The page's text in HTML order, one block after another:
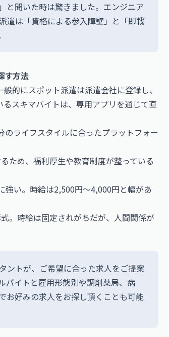
と聞いた時は驚きました。エンジニア
遣は「資格による参入障壁」と「即戦
す方法
的にスポット派遣は派遣会社に登録し、
スキマバイトは、専用アプリを通じて直
ライフスタイルに合ったプラットフォー
ため、福利厚生や教育制度が整っている
強い。時給は2,500円〜4,000円と幅があ
。時給は固定されがちだが、人間関係が
ントが、ご希望に合った求人をご提案
バイトと雇用形態別や調剤薬局、病
お好みの求人をお探し頂くことも可能